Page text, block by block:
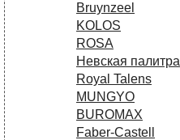
Bruynzeel
KOLOS
ROSA
Невская палитра
Royal Talens
MUNGYO
BUROMAX
Faber-Castell